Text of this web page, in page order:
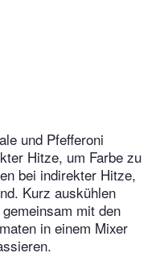
und Pfefferoni
Hitze, um Farbe zu
bei indirekter Hitze,
Kurz auskühlen
mit den
in einem Mixer